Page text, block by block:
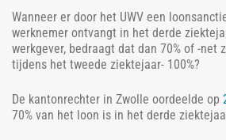
Wanneer er door het UWV een
werknemer ontvangt in het derde
werkgever, bedraagt dat dan 70% of -net
tijdens het tweede ziektejaar- 100%?
De kantonrechter in Zwolle oordeelde op
70% van het loon is in het derde